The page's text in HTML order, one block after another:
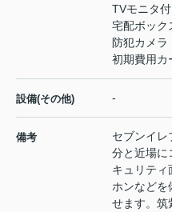
TVモニタ
宅配ボック
防犯カメラ
初期費用カ
設備(その他) -
備考
セブンイレ
分と近場に
キュリティ
ホンなどを
せます。筑